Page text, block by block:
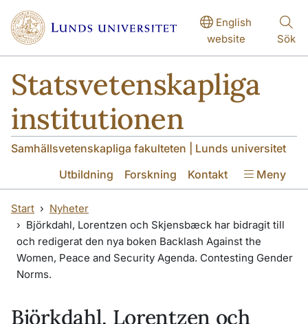
Hoppa till huvudinnehåll
Hoppa till huvudinnehåll
English
website
Sök
Statsvetenskapliga
institutionen
Samhällsvetenskapliga fakulteten | Lunds universitet
Utbildning
Forskning Kontakt Meny
Start
Nyheter
Björkdahl, Lorentzen och Skjensbæck har bidragit till
och redigerat den nya boken Backlash Against the
Women, Peace and Security Agenda. Contesting Gender
Norms.
Björkdahl, Lorentzen och